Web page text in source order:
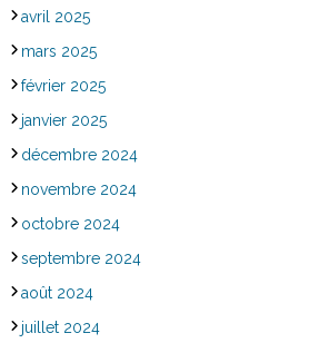
avril 2025
mars 2025
février 2025
janvier 2025
décembre 2024
novembre 2024
octobre 2024
septembre 2024
août 2024
juillet 2024